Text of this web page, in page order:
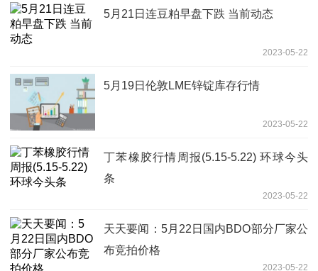
5月21日连豆粕早盘下跌 当前动态
2023-05-22
5月19日伦敦LME锌锭库存行情
2023-05-22
丁苯橡胶行情周报(5.15-5.22) 环球今头
条
2023-05-22
天天要闻：5月22日国内BDO部分厂家公
布竞拍价格
2023-05-22